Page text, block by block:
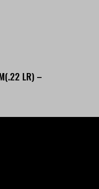
LR) –